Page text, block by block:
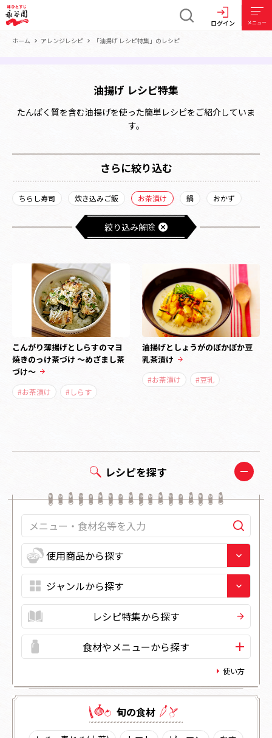
ログイン メニュー
ホーム アレンジレシピ 「油揚げ レシピ特集」のレシピ
油揚げ レシピ特集
たんぱく質を含む油揚げを使った簡単レシピをご紹介していま
す。
さらに絞り込む
ちらし寿司 炊き込みご飯 お茶漬け 鍋 おかず
絞り込み解除
こんがり薄揚げとしらすのマヨ
焼きのっけ茶づけ ～めざまし茶
づけ～
#お茶漬け #しらす
油揚げとしょうがのぽかぽか豆
乳茶漬け
#お茶漬け #豆乳
レシピを探す
レシピ特集から探す
食材やメニューから探す
使い方
旬の⾷材